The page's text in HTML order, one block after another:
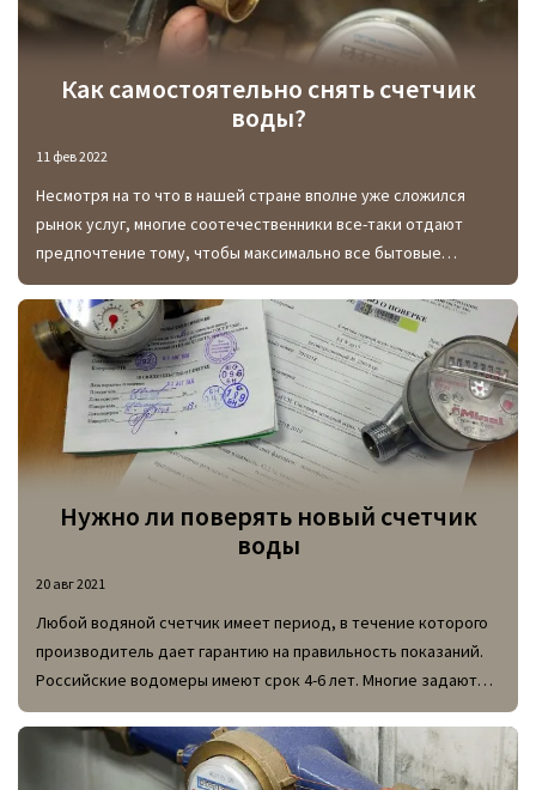
Как самостоятельно снять счетчик
воды?
11 фев 2022
Несмотря на то что в нашей стране вполне уже сложился
рынок услуг, многие соотечественники все-таки отдают
предпочтение тому, чтобы максимально все бытовые
работы, в том числе и сантехнические, выполнять
самостоятельно.
Нужно ли поверять новый счетчик
воды
20 авг 2021
Любой водяной счетчик имеет период, в течение которого
производитель дает гарантию на правильность показаний.
Российские водомеры имеют срок 4-6 лет. Многие задаются
вопросом, нужно ли поверять новый счетчик воды перед
установкой?